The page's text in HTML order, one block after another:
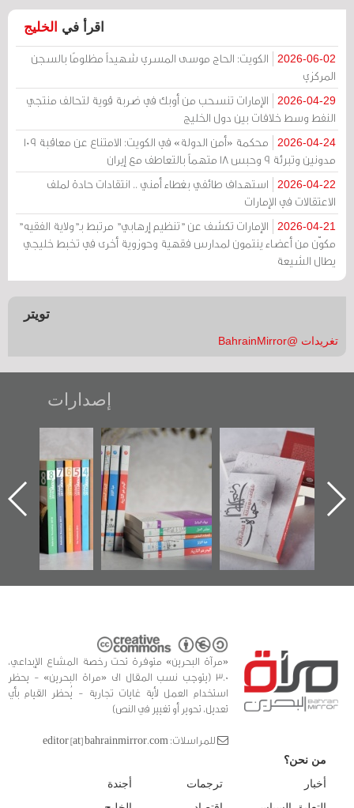
اقرأ في الخليج
2026-06-02
الكويت: الحاج موسى المسري شهيداً مظلومًا بالسجن
المركزي
2026-04-29
الإمارات تنسحب من أوبك في ضربة قوية لتحالف منتجي
النفط وسط خلافات بين دول الخليج
2026-04-24
محكمة «أمن الدولة» في الكويت: الامتناع عن معاقبة 109
مدونين وتبرئة 9 وحبس 18 متهماً بالتعاطف مع إيران
2026-04-22
استهداف طائفي بغطاء أمني .. انتقادات حادة لملف
الاعتقالات في الإمارات
2026-04-21
الإمارات تكشف عن "تنظيم إرهابي" مرتبط بـ"ولاية الفقيه"
مكوّن من أعضاء ينتمون لمدارس فقهية وحوزوية أخرى في تخبط خليجي
يطال الشيعة
تويتر
تغريدات @BahrainMirror
إصدارات
"حماة الباب الأخير":
الإصدار الأول عن
اعتصام الدراز
وأحداث ساحة
الفداء لمركز أوال
للدراسات والتوثيق
تصنيف موضوعي
للوثائق البريطانية
يقدمه «مركز أوال»
في سلسلة من 5
كتب
تصدر حصاد
الساحات 2019
«مرآة البحرين» متوفرة تحت رخصة المشاع الإبداعي،
3.0 (يتوجب نسب المقال الى «مراة البحرين» - يحظر
استخدام العمل لأية غايات تجارية - يُحظر القيام بأي
تعديل، تحوير أو تغيير في النص)
للمراسلات: editor [at] bahrainmirror.com
من نحن؟
أخبار
ترجمات
أجندة